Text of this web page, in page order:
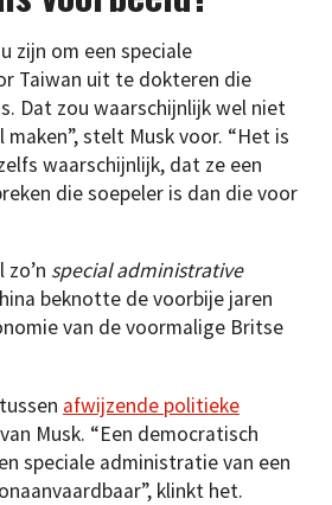
zijn om een speciale
Taiwan uit te dokteren die
Dat zou waarschijnlijk wel niet
stelt Musk voor. “Het is
waarschijnlijk, dat ze een
die soepeler is dan die voor
special administrative
beknotte de voorbije jaren
van de voormalige Britse
afwijzende politieke
Musk. “Een democratisch
speciale administratie van een
klinkt het.